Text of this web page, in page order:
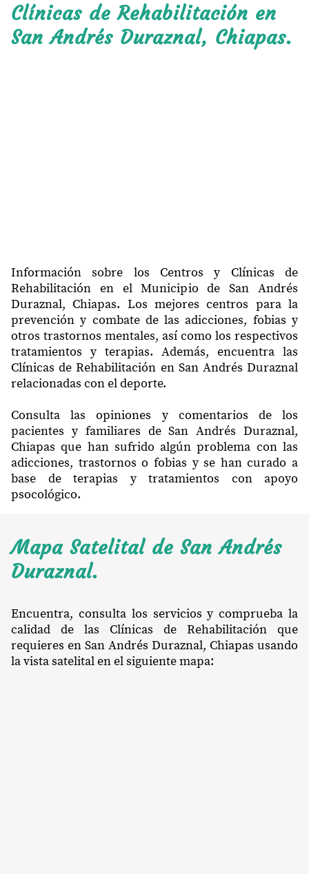
Clínicas de Rehabilitación en
San Andrés Duraznal, Chiapas.
Información sobre los Centros y Clínicas de
Rehabilitación en el Municipio de San Andrés
Duraznal, Chiapas. Los mejores centros para la
prevención y combate de las adicciones, fobias y
otros trastornos mentales, así como los respectivos
tratamientos y terapias. Además, encuentra las
Clínicas de Rehabilitación en San Andrés Duraznal
relacionadas con el deporte.
Consulta las opiniones y comentarios de los
pacientes y familiares de San Andrés Duraznal,
Chiapas que han sufrido algún problema con las
adicciones, trastornos o fobias y se han curado a
base de terapias y tratamientos con apoyo
psocológico.
Mapa Satelital de San Andrés
Duraznal.
Encuentra, consulta los servicios y comprueba la
calidad de las Clínicas de Rehabilitación que
requieres en San Andrés Duraznal, Chiapas usando
la vista satelital en el siguiente mapa: